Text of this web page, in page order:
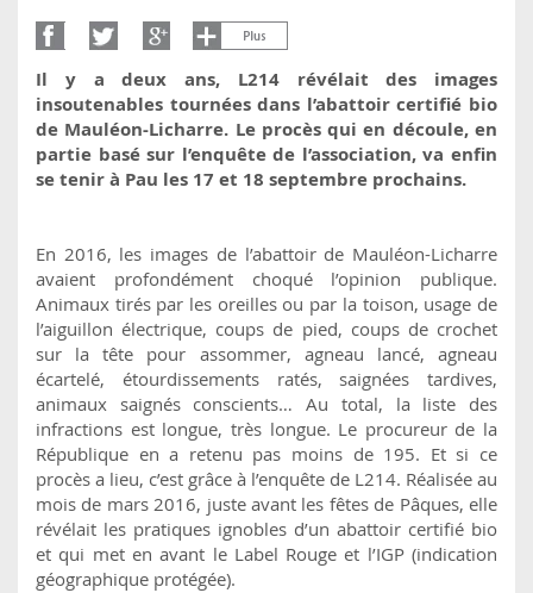
Il y a deux ans, L214 révélait des images
insoutenables tournées dans l’abattoir certifié bio
de Mauléon-Licharre. Le procès qui en découle, en
partie basé sur l’enquête de l’association, va enfin
se tenir à Pau les 17 et 18 septembre prochains.
En 2016, les images de l’abattoir de Mauléon-Licharre
avaient profondément choqué l’opinion publique.
Animaux tirés par les oreilles ou par la toison, usage de
l’aiguillon électrique, coups de pied, coups de crochet
sur la tête pour assommer, agneau lancé, agneau
écartelé, étourdissements ratés, saignées tardives,
animaux saignés conscients… Au total, la liste des
infractions est longue, très longue. Le procureur de la
République en a retenu pas moins de 195. Et si ce
procès a lieu, c’est grâce à l’enquête de L214. Réalisée au
mois de mars 2016, juste avant les fêtes de Pâques, elle
révélait les pratiques ignobles d’un abattoir certifié bio
et qui met en avant le Label Rouge et l’IGP (indication
géographique protégée).